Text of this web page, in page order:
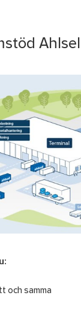
och samma